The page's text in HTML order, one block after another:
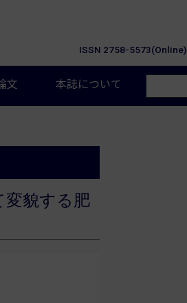
ISSN 2758-5573(Online)
文 本誌について
変貌する肥